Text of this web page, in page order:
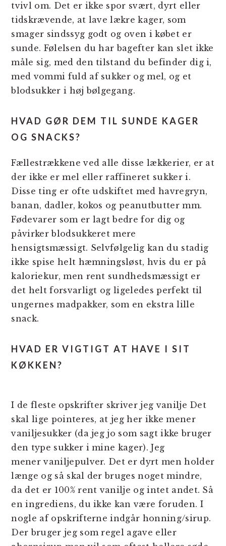
tvivl om. Det er ikke spor svært, dyrt eller
tidskrævende, at lave lækre kager, som
smager sindssyg godt og oven i købet er
sunde. Følelsen du har bagefter kan slet ikke
måle sig, med den tilstand du befinder dig i,
med vommi fuld af sukker og mel, og et
blodsukker i høj bølgegang.
HVAD GØR DEM TIL SUNDE KAGER
OG SNACKS?
Fællestrækkene ved alle disse lækkerier, er at
der ikke er mel eller raffineret sukker i.
Disse ting er ofte udskiftet med havregryn,
banan, dadler, kokos og peanutbutter mm.
Fødevarer som er lagt bedre for dig og
påvirker blodsukkeret mere
hensigtsmæssigt. Selvfølgelig kan du stadig
ikke spise helt hæmningsløst, hvis du er på
kaloriekur, men rent sundhedsmæssigt er
det helt forsvarligt og ligeledes perfekt til
ungernes madpakker, som en ekstra lille
snack.
HVAD ER VIGTIGT AT HAVE I SIT
KØKKEN?
I de fleste opskrifter skriver jeg vanilje Det
skal lige pointeres, at jeg her ikke mener
vaniljesukker (da jeg jo som sagt ikke bruger
den type sukker i mine kager). Jeg
mener vaniljepulver. Det er dyrt men holder
længe og så skal der bruges noget mindre,
da det er 100% rent vanilje og intet andet. Så
en ingrediens, du ikke kan være foruden. I
nogle af opskrifterne indgår honning/sirup.
Der bruger jeg som regel agave eller